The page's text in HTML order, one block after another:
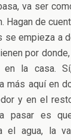
va ser
Hagan de
se empieza a
por
en la casa.
más aquí en
y en el
pasar es
el agua, la